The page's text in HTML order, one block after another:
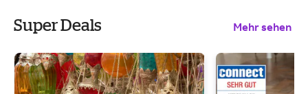
Super Deals Mehr sehen